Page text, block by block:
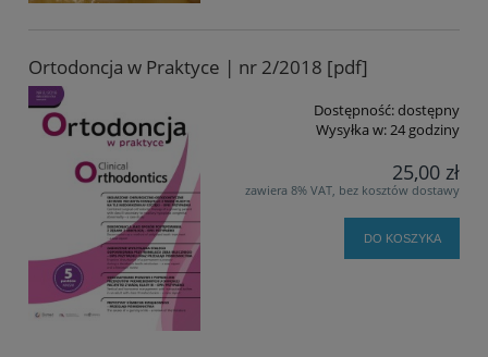
Ortodoncja w Praktyce | nr 2/2018 [pdf]
Dostępność:dostępny
Wysyłka w:24 godziny
25,00 zł
zawiera 8% VAT, bez kosztów dostawy
DO KOSZYKA